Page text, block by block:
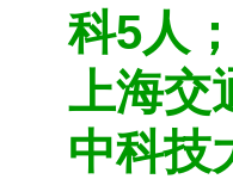
科5人
上海交
中科技